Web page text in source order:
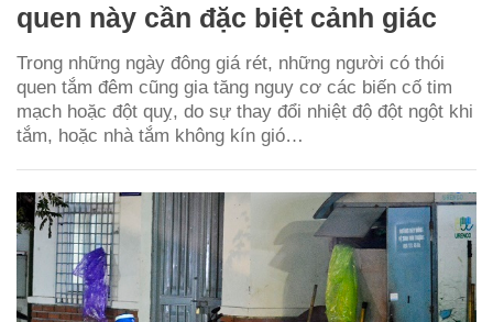
quen này cần đặc biệt cảnh giác
Trong những ngày đông giá rét, những người có thói
quen tắm đêm cũng gia tăng nguy cơ các biến cố tim
mạch hoặc đột quỵ, do sự thay đổi nhiệt độ đột ngột khi
tắm, hoặc nhà tắm không kín gió…